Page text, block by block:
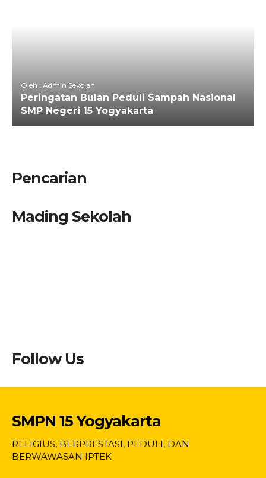
Oleh : Admin Sekolah
Peringatan Bulan Peduli Sampah Nasional
SMP Negeri 15 Yogyakarta
Pencarian
Mading Sekolah
Follow Us
SMPN 15 Yogyakarta
RELIGIUS, BERPRESTASI, PEDULI, DAN
BERWAWASAN IPTEK